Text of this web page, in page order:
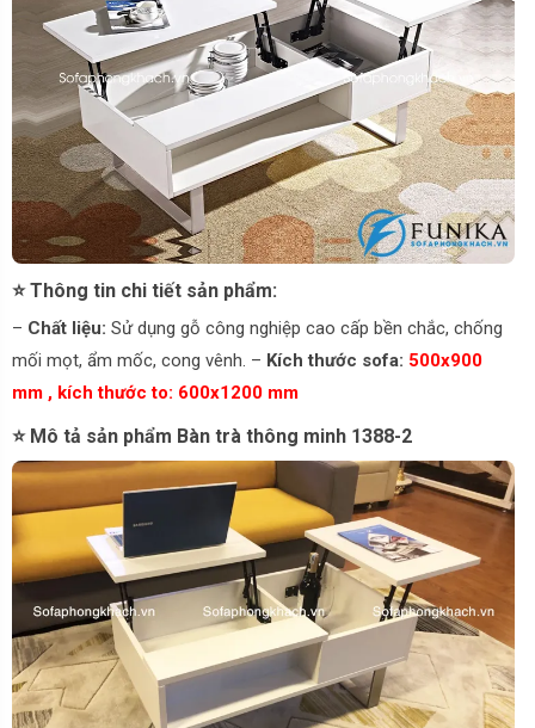
⭐ Thông tin chi tiết sản phẩm:
– Chất liệu: Sử dụng gỗ công nghiệp cao cấp bền chắc, chống
mối mọt, ẩm mốc, cong vênh. – Kích thước sofa: 500x900
mm , kích thước to: 600x1200 mm
⭐ Mô tả sản phẩm Bàn trà thông minh 1388-2